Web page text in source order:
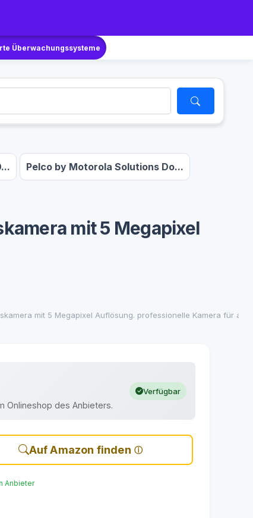
Überwachungssysteme
Pelco by Motorola Solutions Do...
mit 5 Megapixel
mit 5 Megapixel Auflösung. professionelle Kamera für
Onlineshop des Anbieters.
Verfügbar
Auf Amazon finden
Anbieter